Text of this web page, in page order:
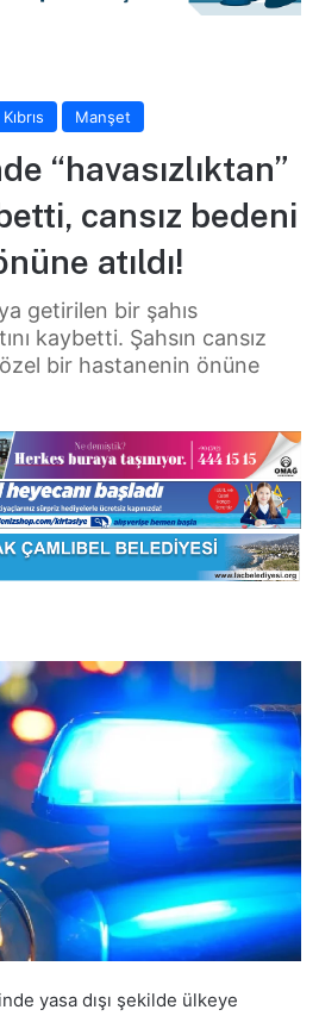
Kıbrıs Manşet
“havasızlıktan”
cansız bedeni
atıldı!
getirilen bir şahıs
kaybetti. Şahsın cansız
bir hastanenin önüne
yasa dışı şekilde ülkeye